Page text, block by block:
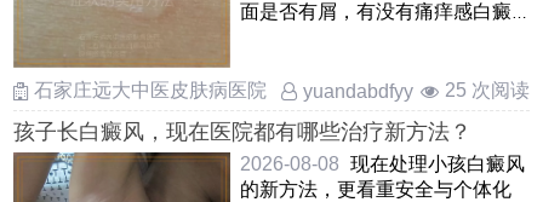
面是否有屑，有没有痛痒感白癜
石家庄远大中医皮肤病医院
yuandabdfyy 25 次阅读
孩子长白癜风，现在医院都有哪些治疗新方法？
2026-08-08 现在处理小孩白癜风
的新方法，更看重安全与个体化